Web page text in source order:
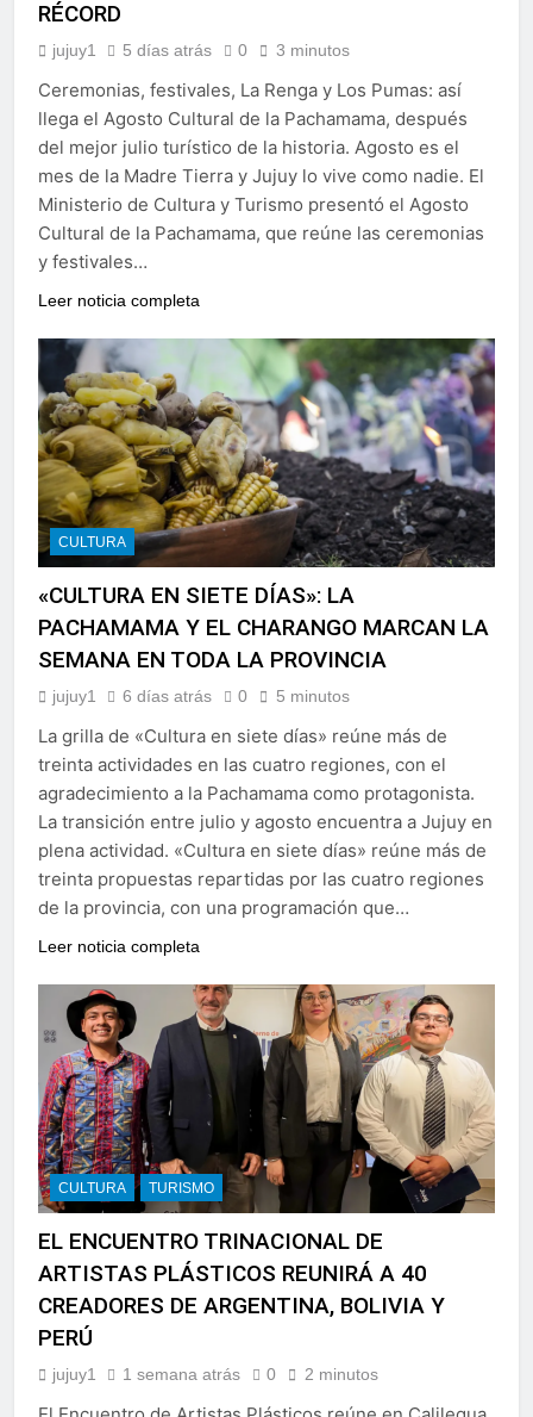
RÉCORD
jujuy1 5 días atrás 0 3 minutos
Ceremonias, festivales, La Renga y Los Pumas: así
llega el Agosto Cultural de la Pachamama, después
del mejor julio turístico de la historia. Agosto es el
mes de la Madre Tierra y Jujuy lo vive como nadie. El
Ministerio de Cultura y Turismo presentó el Agosto
Cultural de la Pachamama, que reúne las ceremonias
y festivales…
Leer noticia completa
CULTURA
«CULTURA EN SIETE DÍAS»: LA
PACHAMAMA Y EL CHARANGO MARCAN LA
SEMANA EN TODA LA PROVINCIA
jujuy1 6 días atrás 0 5 minutos
La grilla de «Cultura en siete días» reúne más de
treinta actividades en las cuatro regiones, con el
agradecimiento a la Pachamama como protagonista.
La transición entre julio y agosto encuentra a Jujuy en
plena actividad. «Cultura en siete días» reúne más de
treinta propuestas repartidas por las cuatro regiones
de la provincia, con una programación que…
Leer noticia completa
CULTURA TURISMO
EL ENCUENTRO TRINACIONAL DE
ARTISTAS PLÁSTICOS REUNIRÁ A 40
CREADORES DE ARGENTINA, BOLIVIA Y
PERÚ
jujuy1 1 semana atrás 0 2 minutos